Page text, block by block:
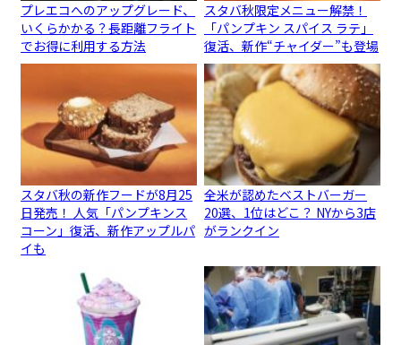
プレエコへのアップグレード、
いくらかかる？長距離フライト
でお得に利用する方法
スタバ秋限定メニュー解禁！
「パンプキン スパイス ラテ」
復活、新作“チャイダー”も登場
スタバ秋の新作フードが8月25
日発売！ 人気「パンプキンス
コーン」復活、新作アップルパ
イも
全米が認めたベストバーガー
20選、1位はどこ？ NYから3店
がランクイン